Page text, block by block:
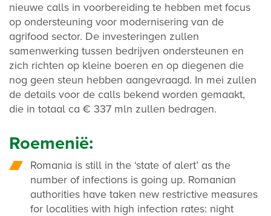
nieuwe calls in voorbereiding te hebben met focus
op ondersteuning voor modernisering van de
agrifood sector. De investeringen zullen
samenwerking tussen bedrijven ondersteunen en
zich richten op kleine boeren en op diegenen die
nog geen steun hebben aangevraagd. In mei zullen
de details voor de calls bekend worden gemaakt,
die in totaal ca € 337 mln zullen bedragen.
Roemenië:
Romania is still in the ‘state of alert’ as the
number of infections is going up. Romanian
authorities have taken new restrictive measures
for localities with high infection rates: night